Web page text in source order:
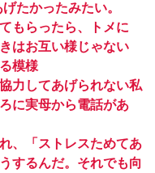
たかったみたい。
もらったら、トメに
はお互い様じゃない
模様
力してあげられない私
に実母から電話があ
、「ストレスためてあ
するんだ。それでも向